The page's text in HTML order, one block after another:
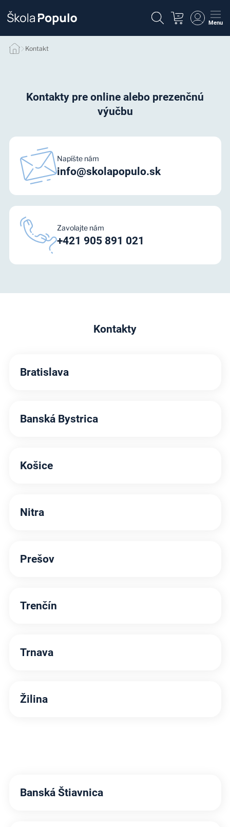
Menu
Kontakt
Kontakty pre online alebo prezenčnú
výučbu
Napíšte nám
info@skolapopulo.sk
Zavolajte nám
+421 905 891 021
Kontakty
Bratislava
Banská Bystrica
Košice
Nitra
Prešov
Trenčín
Trnava
Žilina
Banská Štiavnica